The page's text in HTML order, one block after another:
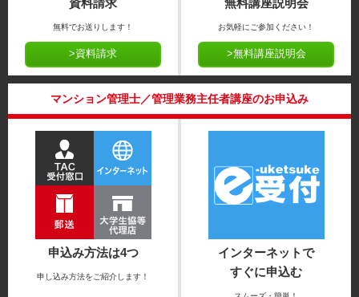
資料請求
無料でお送りします！
>資料請求
無料講座説明会
お気軽にご参加ください！
>無料講座説明会
マンション管理士／管理業務主任者講座のお申込み
申込み方法は4つ
申し込み方法をご紹介します！
インターネットで
すぐに申込む